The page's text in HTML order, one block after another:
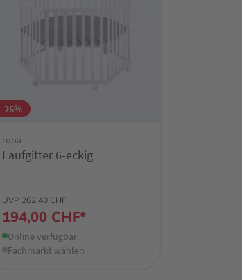
-26%
roba
Laufgitter 6-eckig
UVP 262,40 CHF
194,00 CHF*
Online verfügbar
Fachmarkt wählen